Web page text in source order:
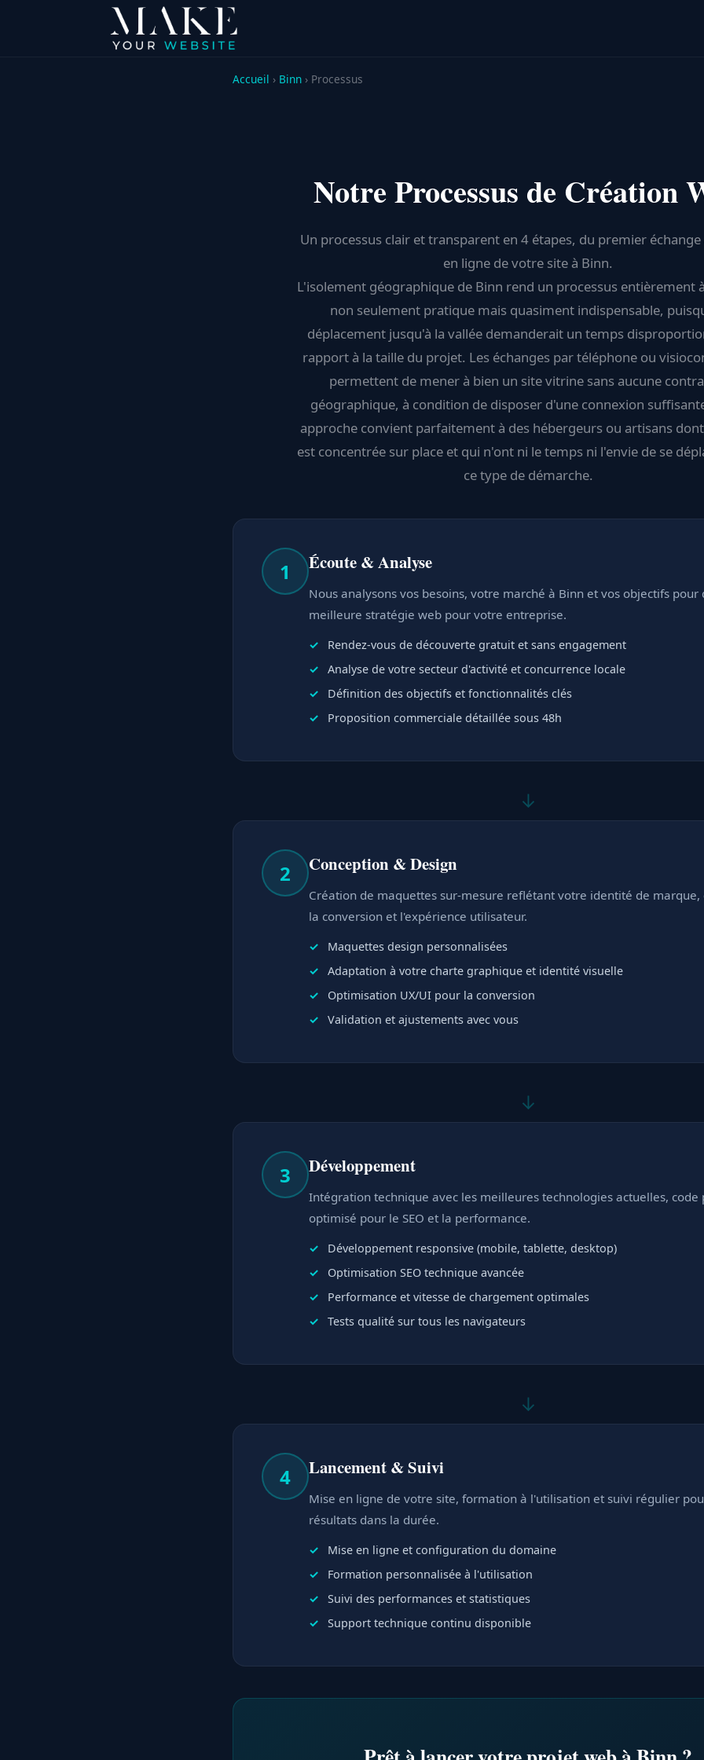
Accueil › Binn › Processus
Notre Processus de Création
Un processus clair et transparent en 4 étapes, du premier échange
en ligne de votre site à Binn.
L'isolement géographique de Binn rend un processus entièrement
non seulement pratique mais quasiment indispensable,
déplacement jusqu'à la vallée demanderait un temps
rapport à la taille du projet. Les échanges par téléphone ou
permettent de mener à bien un site vitrine sans aucune
géographique, à condition de disposer d'une connexion
approche convient parfaitement à des hébergeurs ou artisans
est concentrée sur place et qui n'ont ni le temps ni l'envie de se
ce type de démarche.
1 Écoute & Analyse
Nous analysons vos besoins, votre marché à Binn et vos objectifs pour
meilleure stratégie web pour votre entreprise.
Rendez-vous de découverte gratuit et sans engagement
Analyse de votre secteur d'activité et concurrence locale
Définition des objectifs et fonctionnalités clés
Proposition commerciale détaillée sous 48h
↓
2 Conception & Design
Création de maquettes sur-mesure reflétant votre identité de
la conversion et l'expérience utilisateur.
Maquettes design personnalisées
Adaptation à votre charte graphique et identité visuelle
Optimisation UX/UI pour la conversion
Validation et ajustements avec vous
↓
3 Développement
Intégration technique avec les meilleures technologies actuelles, code
optimisé pour le SEO et la performance.
Développement responsive (mobile, tablette, desktop)
Optimisation SEO technique avancée
Performance et vitesse de chargement optimales
Tests qualité sur tous les navigateurs
↓
4 Lancement & Suivi
Mise en ligne de votre site, formation à l'utilisation et suivi régulier
résultats dans la durée.
Mise en ligne et configuration du domaine
Formation personnalisée à l'utilisation
Suivi des performances et statistiques
Support technique continu disponible